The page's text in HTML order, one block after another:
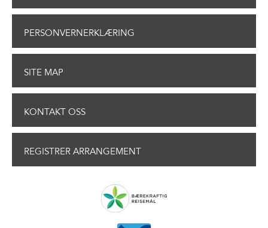
PERSONVERNERKLÆRING
SITE MAP
KONTAKT OSS
REGISTRER ARRANGEMENT